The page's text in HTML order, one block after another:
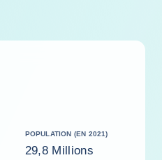
POPULATION (EN 2021)
29,8 Millions